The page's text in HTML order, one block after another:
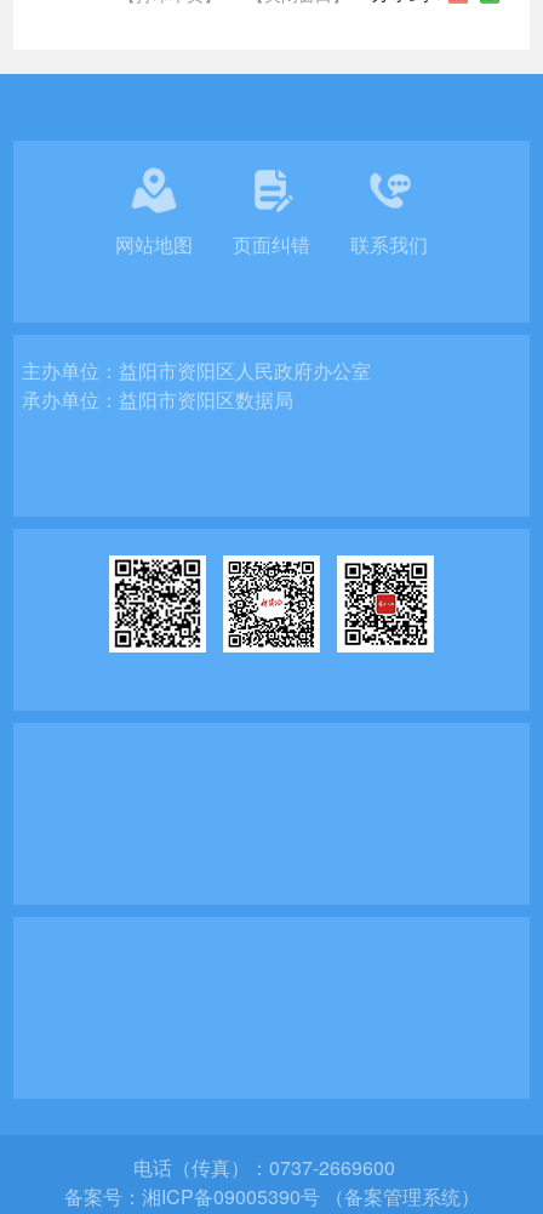
网站地图 页面纠错 联系我们
主办单位：益阳市资阳区人民政府办公室
承办单位：益阳市资阳区数据局
电话（传真）：0737-2669600
备案号： 湘ICP备09005390号 （备案管理系统）